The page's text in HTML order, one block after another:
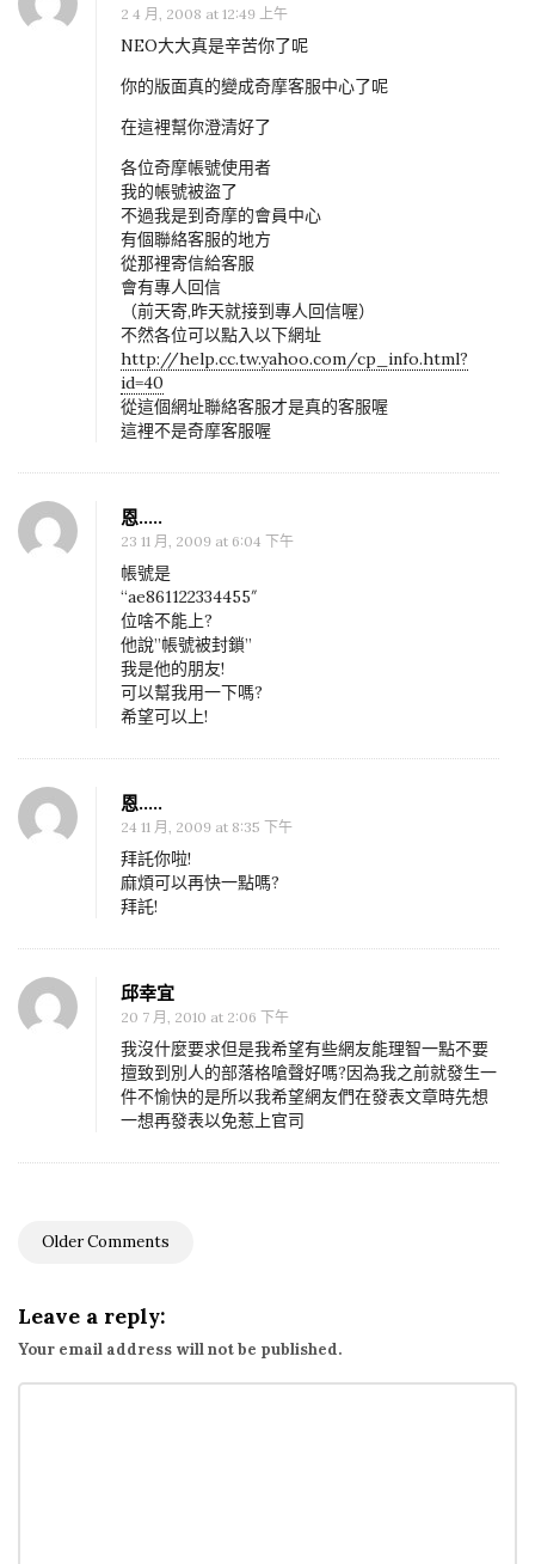
2 4 月, 2008 at 12:49 上午
NEO大大真是辛苦你了呢
你的版面真的變成奇摩客服中心了呢
在這裡幫你澄清好了
各位奇摩帳號使用者
我的帳號被盜了
不過我是到奇摩的會員中心
有個聯絡客服的地方
從那裡寄信給客服
會有專人回信
（前天寄,昨天就接到專人回信喔）
不然各位可以點入以下網址
http://help.cc.tw.yahoo.com/cp_info.html?
id=40
從這個網址聯絡客服才是真的客服喔
這裡不是奇摩客服喔
恩.....
23 11 月, 2009 at 6:04 下午
帳號是
“ae861122334455″
位啥不能上?
他說”帳號被封鎖”
我是他的朋友!
可以幫我用一下嗎?
希望可以上!
恩.....
24 11 月, 2009 at 8:35 下午
拜託你啦!
麻煩可以再快一點嗎?
拜託!
邱幸宜
20 7 月, 2010 at 2:06 下午
我沒什麼要求但是我希望有些網友能理智一點不要
擅致到別人的部落格嗆聲好嗎?因為我之前就發生一
件不愉快的是所以我希望網友們在發表文章時先想
一想再發表以免惹上官司
m
m
e
Older Comments
Leave a reply:
Your email address will not be published.